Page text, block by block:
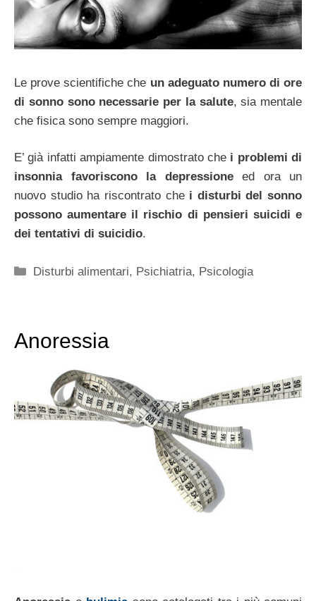
Le prove scientifiche che un adeguato numero di ore
di sonno sono necessarie per la salute, sia mentale
che fisica sono sempre maggiori.
E’ già infatti ampiamente dimostrato che i problemi di
insonnia favoriscono la depressioneed ora un
nuovo studio ha riscontrato che i disturbi del sonno
possono aumentare il rischio di pensieri suicidi e
dei tentativi di suicidio.
Categorie
Disturbi alimentari, Psichiatria, Psicologia
Anoressia